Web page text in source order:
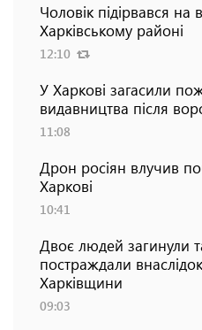
Чоловік підірвався на
Харківському районі
12:10
У Харкові загасили
видавництва після
11:08
Дрон росіян влучив
Харкові
10:41
Двоє людей загинули
постраждали внаслідок
Харківщини
09:03